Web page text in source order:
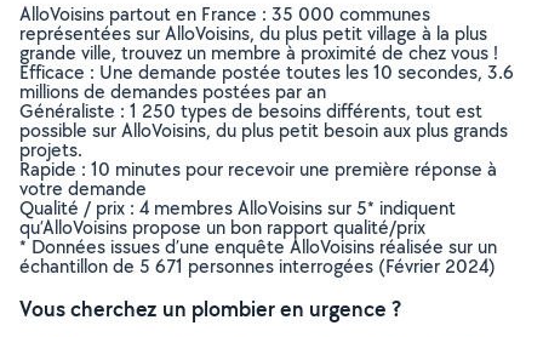
AlloVoisins partout en France : 35 000 communes
représentées sur AlloVoisins, du plus petit village à la plus
grande ville, trouvez un membre à proximité de chez vous !
Efficace : Une demande postée toutes les 10 secondes, 3.6
millions de demandes postées par an
Généraliste : 1 250 types de besoins différents, tout est
possible sur AlloVoisins, du plus petit besoin aux plus grands
projets.
Rapide : 10 minutes pour recevoir une première réponse à
votre demande
Qualité / prix : 4 membres AlloVoisins sur 5* indiquent
qu’AlloVoisins propose un bon rapport qualité/prix
* Données issues d’une enquête AlloVoisins réalisée sur un
échantillon de 5 671 personnes interrogées (Février 2024)
Vous cherchez un plombier en urgence ?